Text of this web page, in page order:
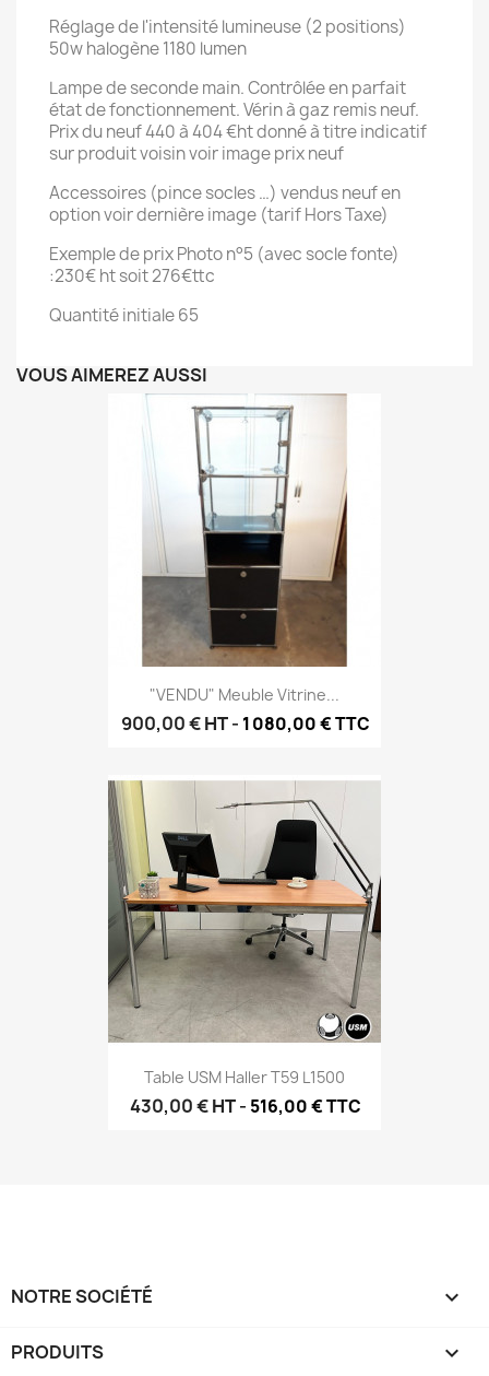
Réglage de l'intensité lumineuse (2 positions)
50w halogène 1180 lumen
Lampe de seconde main. Contrôlée en parfait
état de fonctionnement. Vérin à gaz remis neuf.
Prix du neuf 440 à 404 €ht donné à titre indicatif
sur produit voisin voir image prix neuf
Accessoires (pince socles …) vendus neuf en
option voir dernière image (tarif Hors Taxe)
Exemple de prix Photo n°5 (avec socle fonte)
:230€ ht soit 276€ttc
Quantité initiale 65
VOUS AIMEREZ AUSSI
"VENDU" Meuble Vitrine...
900,00 €HT- 1 080,00 € TTC
Table USM Haller T59 L1500
430,00 €HT- 516,00 € TTC
NOTRE SOCIÉTÉ 
PRODUITS 